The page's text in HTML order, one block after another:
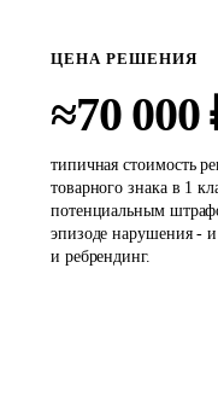
ЦЕНА РЕШЕНИЯ
≈70 000
типичная стоимость
товарного знака в 1
потенциальным
эпизоде нарушения - и
и ребрендинг.